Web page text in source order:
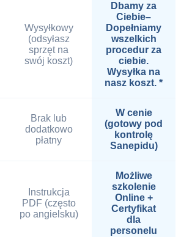
Wysyłkowy
(odsyłasz
sprzęt na
swój koszt)
Dbamy za
Ciebie–
Dopełniamy
wszelkich
procedur za
ciebie.
Wysyłka na
nasz koszt. *
Brak lub
dodatkowo
płatny
W cenie
(gotowy pod
kontrolę
Sanepidu)
Instrukcja
PDF (często
po angielsku)
Możliwe
szkolenie
Online +
Certyfikat
dla
personelu